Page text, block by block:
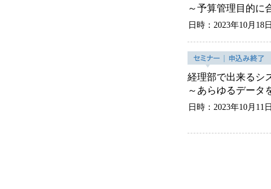
～予算管理目的に
日時：2023年10月18
経理部で出来るシ
～あらゆるデータ
日時：2023年10月11